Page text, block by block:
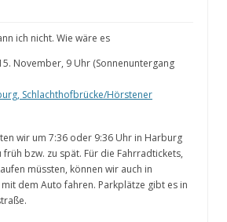
ich nicht. Wie wäre es
November, 9 Uhr (Sonnenuntergang
Schlachthofbrücke/Hörstener
wir um 7:36 oder 9:36 Uhr in Harburg
früh bzw. zu spät. Für die Fahrradtickets,
müssten, können wir auch in
dem Auto fahren. Parkplätze gibt es in